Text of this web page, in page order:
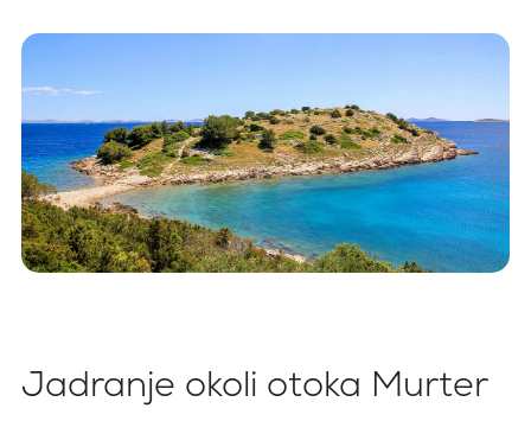
Jadranje okoli otoka Murter